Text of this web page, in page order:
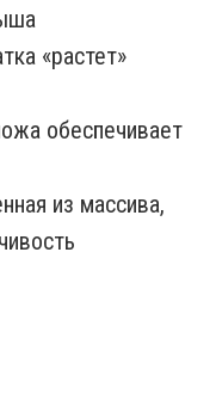
«растет»
обеспечивает
из массива,